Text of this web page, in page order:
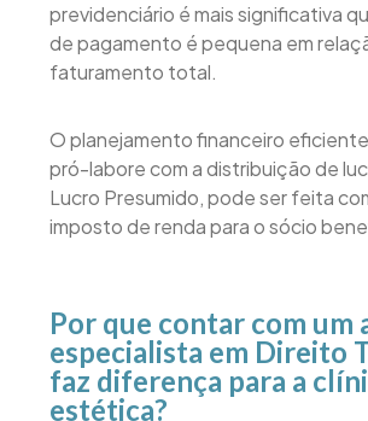
previdenciário é mais significativa
de pagamento é pequena em
faturamento total.
O planejamento financeiro
pró-labore com a distribuição de
Lucro Presumido, pode ser feita
imposto de renda para o sócio
Por que contar com um
especialista em Direito
faz diferença para a
estética?